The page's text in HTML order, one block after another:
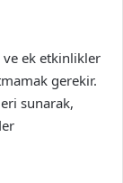
ve ek etkinlikler
gerekir.
sunarak,